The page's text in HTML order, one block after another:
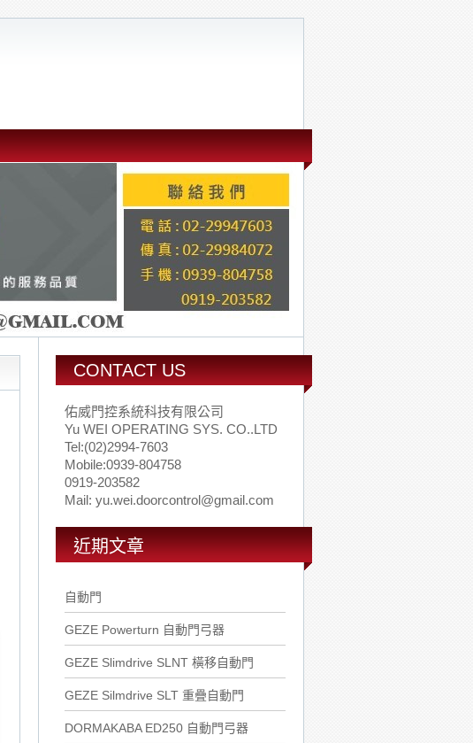
CONTACT US
佑威門控系統科技有限公司
Yu WEI OPERATING SYS. CO..LTD
Tel:(02)2994-7603
Mobile:0939-804758
0919-203582
Mail: yu.wei.doorcontrol@gmail.com
近期文章
自動門
GEZE Powerturn 自動門弓器
GEZE Slimdrive SLNT 橫移自動門
GEZE Silmdrive SLT 重疊自動門
DORMAKABA ED250 自動門弓器